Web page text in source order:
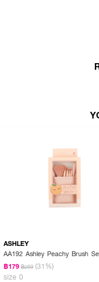
ASHLEY
AA192 Ashley Peachy Brush
฿179 ฿259 (31%)
size 0